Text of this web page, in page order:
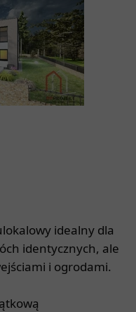
idealny dla
identycznych, ale
i ogrodami.